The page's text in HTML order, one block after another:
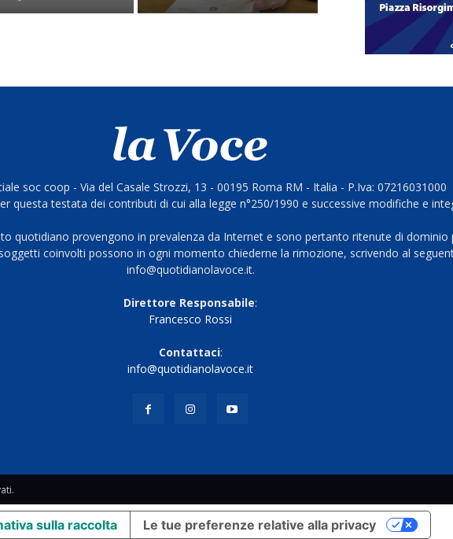
soc coop - Via del Casale Strozzi, 13 - 00195 Roma RM - Italia - P.Iva: 07216031000
questa testata dei contributi di cui alla legge n°250/1990 e successive modifiche e
quotidiano provengono in prevalenza da Internet e sono pertanto ritenute di dominio
coinvolti possono in ogni momento chiederne la rimozione, scrivendo al
info@quotidianolavoce.it.
Direttore Responsabile:
Francesco Rossi
Contattaci:
info@quotidianolavoce.it
sulla raccolta Le tue preferenze relative alla privacy